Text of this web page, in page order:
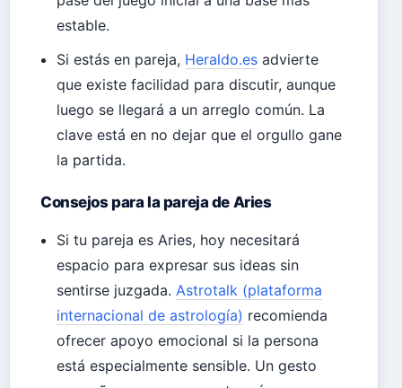
estable.
Si estás en pareja, Heraldo.es advierte
que existe facilidad para discutir, aunque
luego se llegará a un arreglo común. La
clave está en no dejar que el orgullo gane
la partida.
Consejos para la pareja de Aries
Si tu pareja es Aries, hoy necesitará
espacio para expresar sus ideas sin
sentirse juzgada.Astrotalk (plataforma
internacional de astrología) recomienda
ofrecer apoyo emocional si la persona
está especialmente sensible. Un gesto